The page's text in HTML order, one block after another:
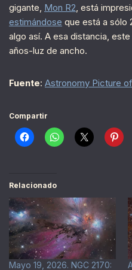
gigante, Mon R2, está
estimándose que está a sólo
algo así. A esa distancia, este
años-luz de ancho.
Fuente: Astronomy Picture
Compartir
Relacionado
Mayo 19, 2026. NGC 2170: